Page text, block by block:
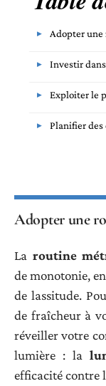
Adopter
Investir
Exploiter le
Planifier des
Adopter une
La routine
de monotonie,
de lassitude.
de fraîcheur à
réveiller votre
lumière : la
efficacité contre